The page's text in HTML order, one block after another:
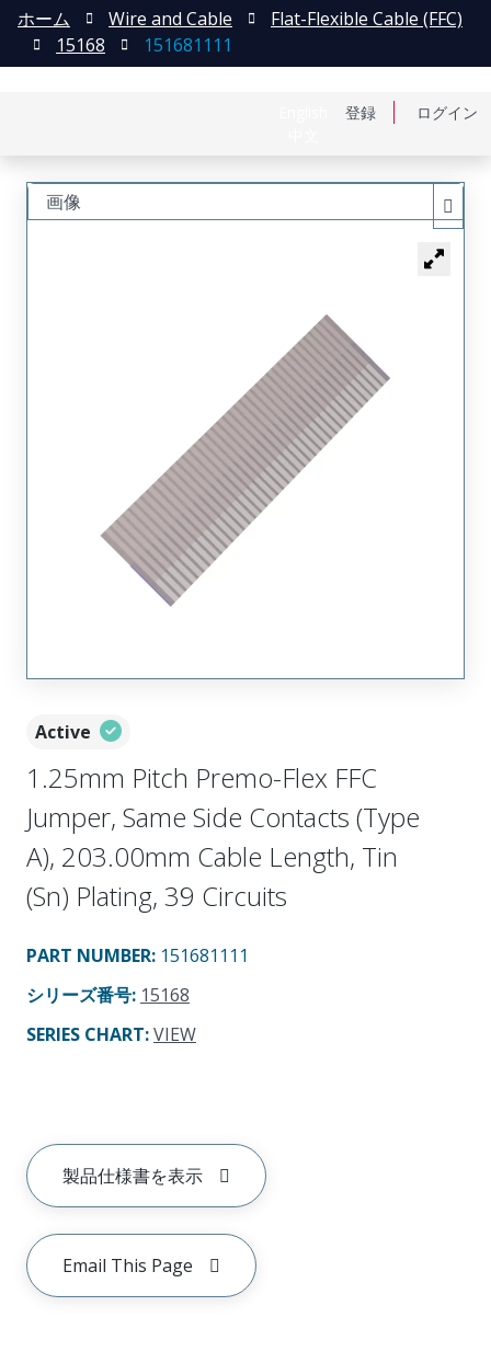
登録 ログイン
ホーム Wire and Cable
Flat-Flexible Cable (FFC)
15168
151681111
Active
1.25mm Pitch Premo-Flex FFC
Jumper, Same Side Contacts (Type
A), 203.00mm Cable Length, Tin
(Sn) Plating, 39 Circuits
PART NUMBER: 151681111
シリーズ番号: 15168
SERIES CHART:VIEW
製品仕様書を表示
Email This Page
画像